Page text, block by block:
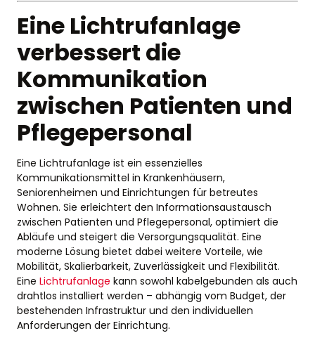
Eine Lichtrufanlage
verbessert die
Kommunikation
zwischen Patienten und
Pflegepersonal
Eine Lichtrufanlage ist ein essenzielles
Kommunikationsmittel in Krankenhäusern,
Seniorenheimen und Einrichtungen für betreutes
Wohnen. Sie erleichtert den Informationsaustausch
zwischen Patienten und Pflegepersonal, optimiert die
Abläufe und steigert die Versorgungsqualität. Eine
moderne Lösung bietet dabei weitere Vorteile, wie
Mobilität, Skalierbarkeit, Zuverlässigkeit und Flexibilität.
Eine Lichtrufanlage kann sowohl kabelgebunden als auch
drahtlos installiert werden – abhängig vom Budget, der
bestehenden Infrastruktur und den individuellen
Anforderungen der Einrichtung.